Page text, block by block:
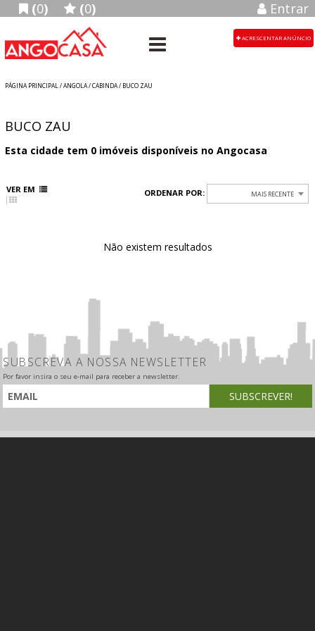
(0) (0) Entrar
ACRESCENTAR ANÚNCIO
PÁGINA PRINCIPAL /ANGOLA/ CABINDA / BUCO ZAU
BUCO ZAU
Esta cidade tem 0 imóveis disponíveis no Angocasa
VER EM ORDENAR POR: MAIS RECENTE
Não existem resultados
SUBSCREVA A NOSSA NEWSLETTER
Por favor insira o seu e-mail para receber a newsletter.